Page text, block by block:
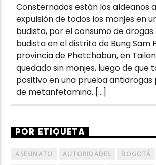
Consternados están los aldeanos
expulsión de todos los monjes en
budista, por el consumo de
budista en el distrito de Bung Sam
provincia de Phetchabun, en
quedado sin monjes, luego de que
positivo en una prueba
de metanfetamina. […]
POR ETIQUETA
ASESINATO AUTORIDADES BOGOTÁ